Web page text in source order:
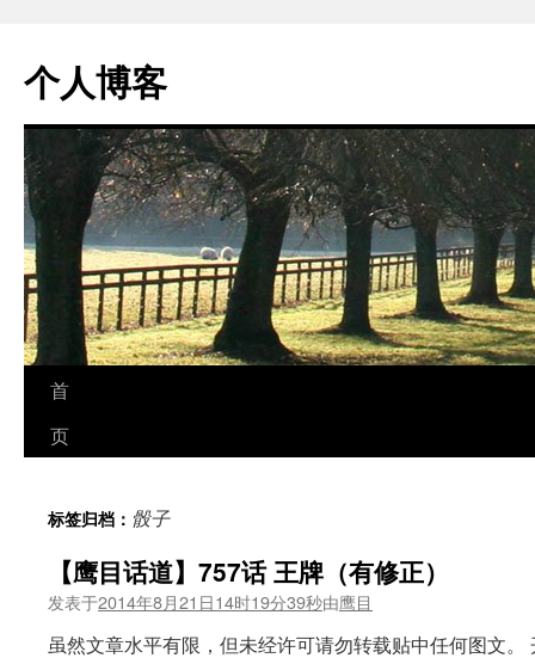
个人博客
跳
至
文
首
页
标签归档： 骰子
【鹰目话道】757话 王牌（有修正）
发表于2014年8月21日14时19分39秒由鹰目
虽然文章水平有限，但未经许可请勿转载贴中任何图文